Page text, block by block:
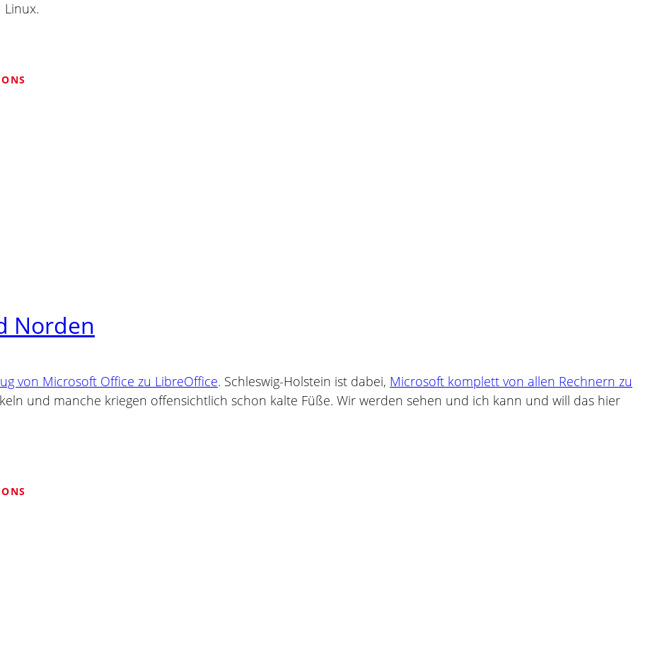
Norden
von Microsoft Office zu LibreOffice. Schleswig-Holstein ist dabei, Microsoft komplett von allen Rechnern zu
und manche kriegen offensichtlich schon kalte Füße. Wir werden sehen und ich kann und will das hier